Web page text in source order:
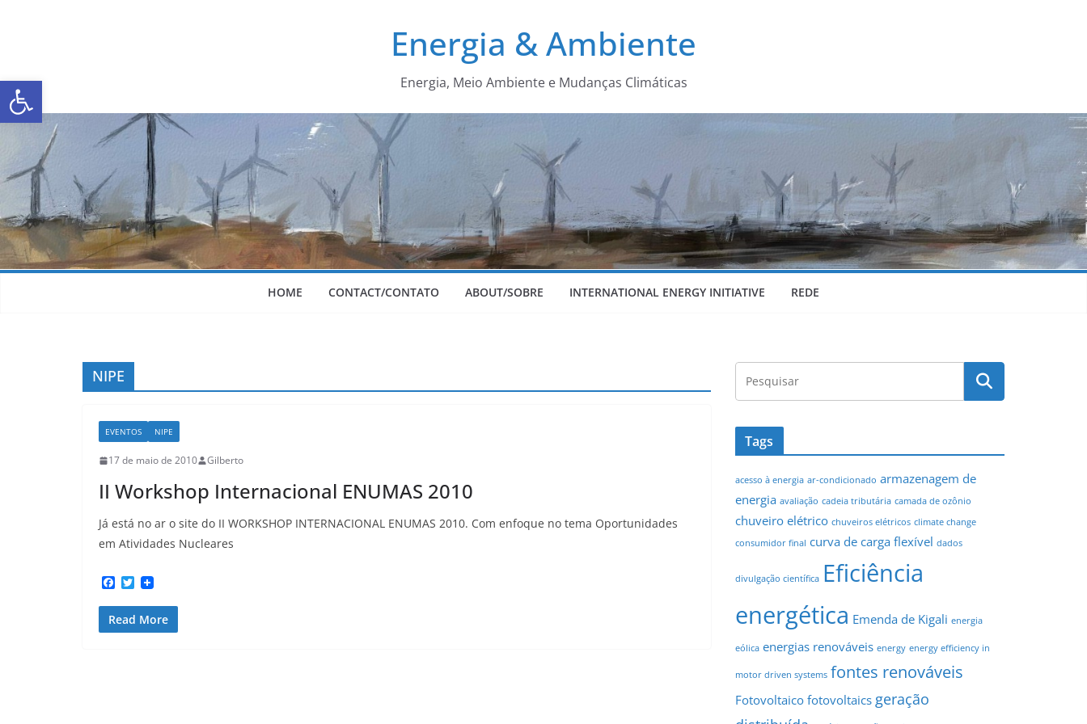
Abrir a barra de ferramentas
Energia & Ambiente
Energia, Meio Ambiente e Mudanças Climáticas
HOME CONTACT/CONTATO ABOUT/SOBRE INTERNATIONAL ENERGY INITIATIVE REDE
NIPE
EVENTOS NIPE
17 de maio de 2010 Gilberto
II Workshop Internacional ENUMAS 2010
Já está no ar o site do II WORKSHOP INTERNACIONAL ENUMAS 2010. Com enfoque no tema Oportunidades
em Atividades Nucleares
c
e
b
T
i
t
t
Read More
Tags
acesso à energia ar-condicionado armazenagem de
energia avaliação cadeia tributária camada de ozônio
chuveiro elétrico chuveiros elétricos climate change
consumidor final curva de carga flexível dados
divulgação científica Eficiência
energética Emenda de Kigali energia
eólica energias renováveis energy energy efficiency in
motor driven systems fontes renováveis
Fotovoltaico fotovoltaics geração